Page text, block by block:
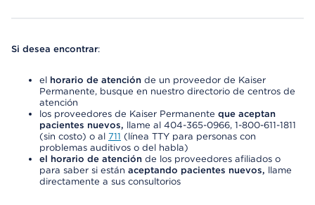
Si desea encontrar:
el horario de atención de un proveedor de Kaiser
Permanente, busque en nuestro directorio de centros de
atención
los proveedores de Kaiser Permanente que aceptan
pacientes nuevos, llame al 404-365-0966, 1-800-611-1811
(sin costo) o al 711 (línea TTY para personas con
problemas auditivos o del habla)
el horario de atención de los proveedores afiliados o
para saber si están aceptando pacientes nuevos, llame
directamente a sus consultorios